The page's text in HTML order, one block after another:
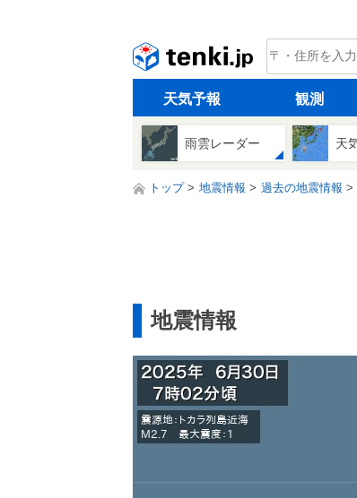
tenki.jp
天気予報 観測
雨雲レーダー 天
トップ 地震情報 過去の地震情報
地震情報